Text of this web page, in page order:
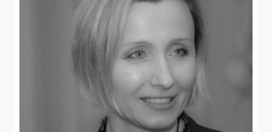
Scopri di più